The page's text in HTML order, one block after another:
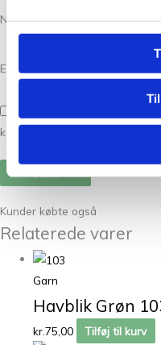
Navn*
E-mail
Gem mit navn, mail og
kommenterer.
Kunder købte også
Relaterede varer
Garn
Havblik Grøn
kr.75,00 Tilføj til kurv